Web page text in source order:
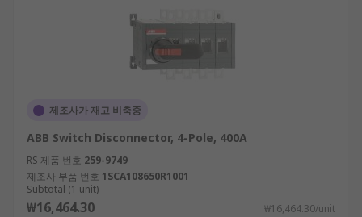
제조사가 재고 비축중
ABB Switch Disconnector, 4-Pole, 400A
RS 제품 번호 259-9749
제조사 부품 번호 1SCA108650R1001
Subtotal (1 unit)
₩16,464.30 ₩16,464.30/unit